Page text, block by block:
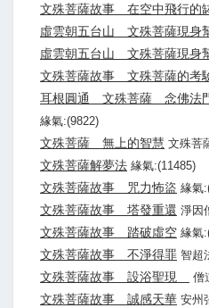
文殊菩薩故事 在空中飛行的
虛雲朝五台山 文殊菩薩現身
虛雲朝五台山 文殊菩薩現身
文殊菩薩故事 文殊菩薩的考
耳根圓通 文殊菩薩 念佛法
緣氣:(9822)
文殊菩薩 無上的智慧 文殊菩
文殊菩薩解夢法 緣氣:(11485)
文殊菩薩故事 咒力怖盜 緣氣
文殊菩薩故事 塔發重還 淨因
文殊菩薩故事 踏破虛空 緣氣
文殊菩薩故事 不淨得罪 智超
文殊菩薩故事 設浴聖現 僧
文殊菩薩故事 誠感天華 安州